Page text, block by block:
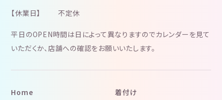
【休業日】
不定休
平日のOPEN時間は日によって異なりますのでカレンダーを見て
いただくか、店舗への確認をお願いいたします。
Home
着付け